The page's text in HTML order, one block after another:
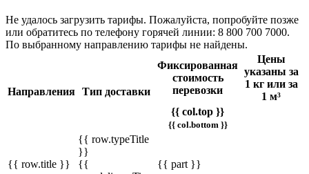
Не удалось загрузить тарифы. Пожалуйста, попробуйте позже
или обратитесь по телефону горячей линии: 8 800 700 7000.
По выбранному направлению тарифы не найдены.
Направления Тип доставки
Фиксированная
стоимость
перевозки
Цены
указаны за
1 кг или за
1 м³
{{ col.top }}
{{ col.bottom }}
{{ row.title }}
{{ row.typeTitle
}}
{{
{{ part }}